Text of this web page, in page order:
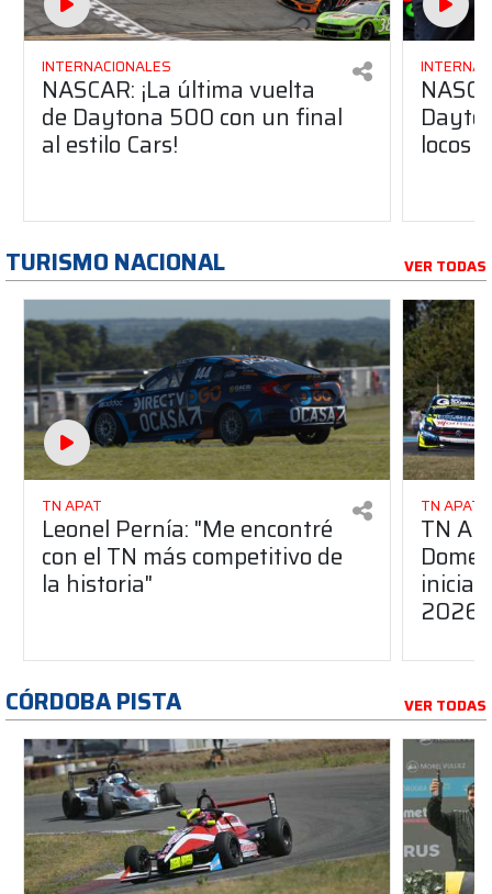
INTERNACIONALES
NASCAR: ¡La última vuelta
de Daytona 500 con un final
al estilo Cars! locos
TURISMO NACIONAL VER TODAS
TN APAT
Leonel Pernía: "Me encontré
con el TN más competitivo de
la historia"
TN APAT
TN
2026
CÓRDOBA PISTA VER TODAS